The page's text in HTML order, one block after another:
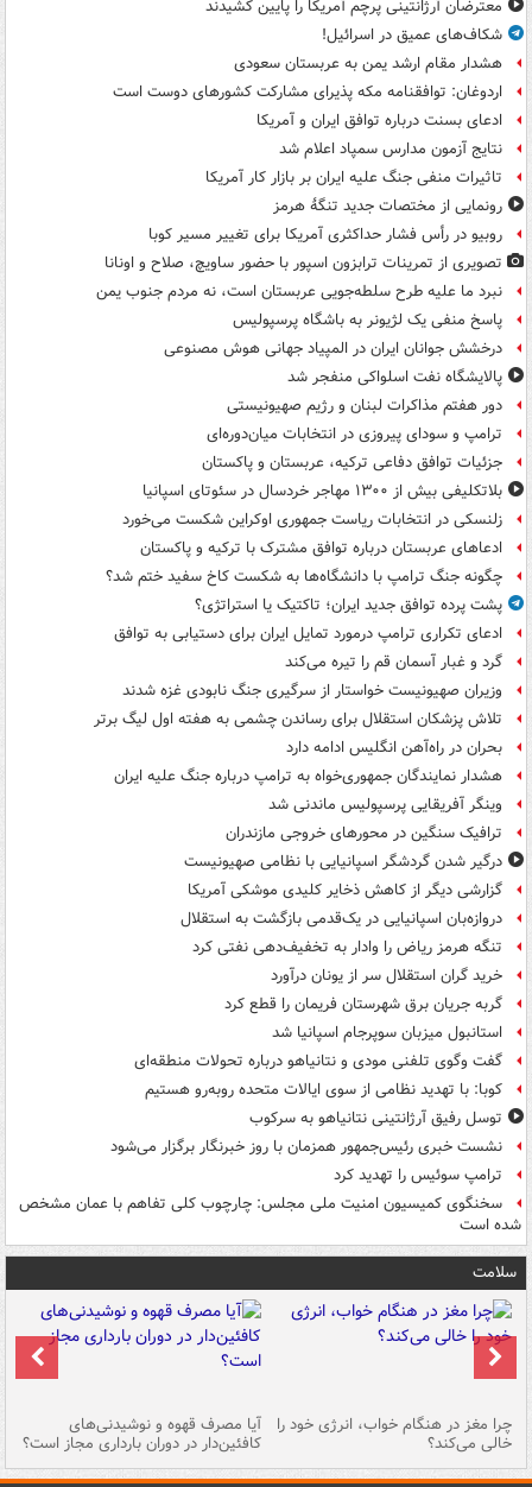
معترضان آرژانتینی پرچم آمریکا را پایین کشیدند
شکاف‌های عمیق در اسرائیل!
هشدار مقام ارشد یمن به عربستان سعودی
اردوغان: توافقنامه مکه پذیرای مشارکت کشورهای دوست است
ادعای بسنت درباره توافق ایران و آمریکا
نتایج آزمون مدارس سمپاد اعلام شد
تاثیرات منفی جنگ علیه ایران بر بازار کار آمریکا
رونمایی از مختصات جدید تنگۀ هرمز
روبیو در رأس فشار حداکثری آمریکا برای تغییر مسیر کوبا
تصویری از تمرینات ترابزون اسپور با حضور ساویچ، صلاح و اونانا
نبرد ما علیه طرح سلطه‌جویی عربستان است، نه مردم جنوب یمن
پاسخ منفی یک لژیونر به باشگاه پرسپولیس
درخشش جوانان ایران در المپیاد جهانی هوش مصنوعی
پالایشگاه نفت اسلواکی منفجر شد
دور هفتم مذاکرات لبنان و رژیم صهیونیستی
ترامپ و سودای پیروزی در انتخابات میان‌دوره‌ای
جزئیات توافق دفاعی ترکیه، عربستان و پاکستان
بلاتکلیفی بیش از ۱۳۰۰ مهاجر خردسال در سئوتای اسپانیا
زلنسکی در انتخابات ریاست جمهوری اوکراین شکست می‌خورد
ادعاهای عربستان درباره توافق مشترک با ترکیه و پاکستان
چگونه جنگ ترامپ با دانشگاه‌ها به شکست کاخ سفید ختم شد؟
پشت پرده توافق جدید ایران؛ تاکتیک یا استراتژی؟
ادعای تکراری ترامپ درمورد تمایل ایران برای دستیابی به توافق
گرد و غبار آسمان قم را تیره می‌کند
وزیران صهیونیست خواستار از سرگیری جنگ نابودی غزه شدند
تلاش پزشکان استقلال برای رساندن چشمی به هفته اول لیگ برتر
بحران در راه‌آهن انگلیس ادامه دارد
هشدار نمایندگان جمهوری‌خواه به ترامپ درباره جنگ علیه ایران
وینگر آفریقایی پرسپولیس ماندنی شد
ترافیک سنگین در محورهای خروجی مازندران
درگیر شدن گردشگر اسپانیایی با نظامی صهیونیست
گزارشی دیگر از کاهش ذخایر کلیدی موشکی آمریکا
دروازه‌بان اسپانیایی در یک‌قدمی بازگشت به استقلال
تنگه هرمز ریاض را وادار به تخفیف‌دهی نفتی کرد
خرید گران استقلال سر از یونان درآورد
گربه جریان برق شهرستان فریمان را قطع کرد
استانبول میزبان سوپرجام اسپانیا شد
گفت وگوی تلفنی مودی و نتانیاهو درباره تحولات منطقه‌ای
کوبا: با تهدید نظامی از سوی ایالات متحده روبه‌رو هستیم
توسل رفیق آرژانتینی نتانیاهو به سرکوب
نشست خبری رئیس‌جمهور همزمان با روز خبرنگار برگزار می‌شود
ترامپ سوئیس را تهدید کرد
سخنگوی کمیسیون امنیت ملی مجلس: چارچوب کلی تفاهم با عمان مشخص
شده است
سلامت
چرا مغز در هنگام خواب، انرژی خود را
خالی می‌کند؟
آیا مصرف قهوه و نوشیدنی‌های
کافئین‌دار در دوران بارداری مجاز است؟